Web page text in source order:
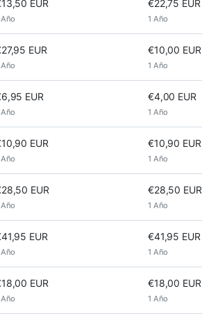
EUR €22,75 EUR
1 Año
EUR €10,00 EUR
1 Año
EUR €4,00 EUR
1 Año
EUR €10,90 EUR
1 Año
EUR €28,50 EUR
1 Año
EUR €41,95 EUR
1 Año
EUR €18,00 EUR
1 Año